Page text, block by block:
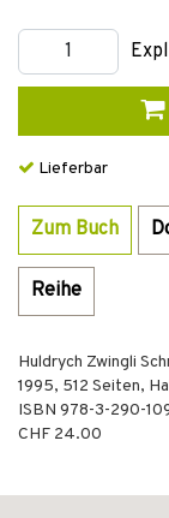
Lieferbar
Zum Buch
Reihe
Huldrych Zwingli
1995, 512 Seiten,
ISBN 978-3-290-
CHF 24.00